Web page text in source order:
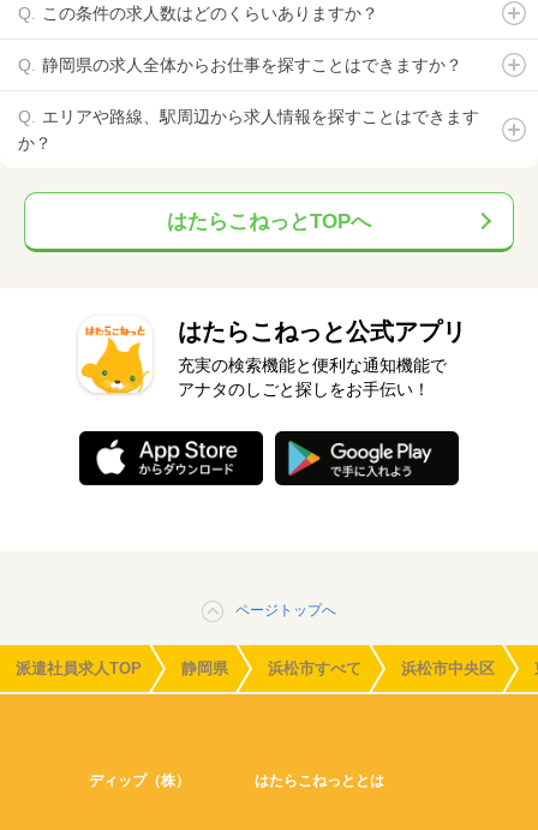
この条件の求人数はどのくらいありますか？
静岡県の求人全体からお仕事を探すことはできますか？
エリアや路線、駅周辺から求人情報を探すことはできます
か？
はたらこねっとTOPへ
はたらこねっと公式アプリ
充実の検索機能と便利な通知機能で
アナタのしごと探しをお手伝い！
ページトップへ
派遣社員求人TOP 静岡県 浜松市すべて 浜松市中央区
ディップ（株） はたらこねっととは